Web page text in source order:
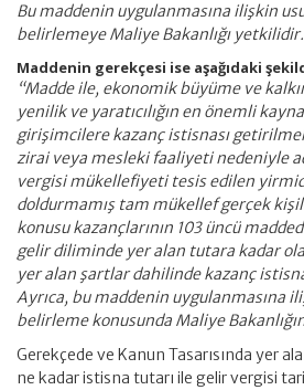
Bu maddenin uygulanmasına ilişkin
belirlemeye Maliye Bakanlığı yetkilidir.
Maddenin gerekçesi ise aşağıdaki
“Madde ile, ekonomik büyüme ve
yenilik ve yaratıcılığın en önemli
girişimcilere kazanç istisnası
zirai veya mesleki faaliyeti nedeniyle
vergisi mükellefiyeti tesis edilen
doldurmamış tam mükellef gerçek
konusu kazançlarının 103 üncü
gelir diliminde yer alan tutara kadar
yer alan şartlar dahilinde kazanç
Ayrıca, bu maddenin uygulanmasına
belirleme konusunda Maliye
Gerekçede ve Kanun Tasarısında yer
ne kadar istisna tutarı ile gelir vergisi